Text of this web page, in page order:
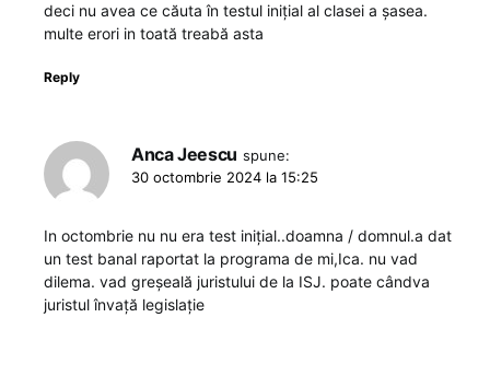
deci nu avea ce căuta în testul inițial al clasei a șasea.
multe erori in toată treabă asta
Reply
Anca Jeescu spune:
30 octombrie 2024 la 15:25
In octombrie nu nu era test inițial..doamna / domnul.a dat
un test banal raportat la programa de mi,Ica. nu vad
dilema. vad greșeală juristului de la ISJ. poate cândva
juristul învață legislație